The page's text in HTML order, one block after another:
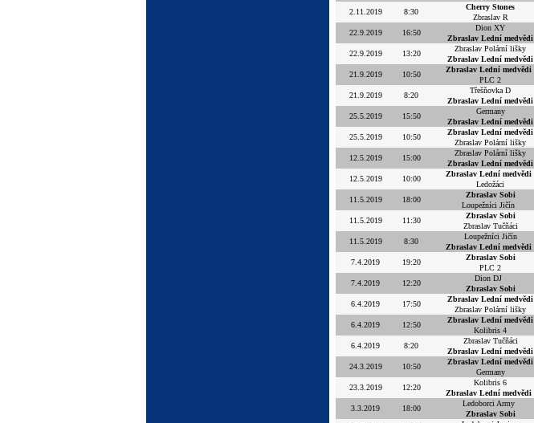
2.11.2019
8:30
Cherry Stones
Zbraslav R
22.9.2019
16:50
Dion XY
Zbraslav Lední medvědi
22.9.2019
13:20
Zbraslav Polární lišky
Zbraslav Lední medvědi
21.9.2019
10:50
Zbraslav Lední medvědi
PLC 2
21.9.2019
8:20
Třešňovka D
Zbraslav Lední medvědi
25.5.2019
15:50
Germany
Zbraslav Lední medvědi
25.5.2019
10:50
Zbraslav Lední medvědi
Zbraslav Polární lišky
12.5.2019
15:00
Zbraslav Polární lišky
Zbraslav Lední medvědi
12.5.2019
10:00
Zbraslav Lední medvědi
Ledožáci
11.5.2019
18:00
Zbraslav Sobi
Loupežníci Jičín
11.5.2019
11:30
Zbraslav Sobi
Zbraslav Tučňáci
11.5.2019
8:30
Loupežníci Jičín
Zbraslav Lední medvědi
7.4.2019
19:20
Zbraslav Sobi
PLC 2
7.4.2019
12:20
Dion DJ
Zbraslav Sobi
6.4.2019
17:50
Zbraslav Lední medvědi
Zbraslav Polární lišky
6.4.2019
12:50
Zbraslav Lední medvědi
Kolibris 4
6.4.2019
8:20
Zbraslav Tučňáci
Zbraslav Lední medvědi
24.3.2019
10:50
Zbraslav Lední medvědi
Germany
23.3.2019
12:20
Kolibris 6
Zbraslav Lední medvědi
3.3.2019
18:00
Ledoborci Army
Zbraslav Sobi